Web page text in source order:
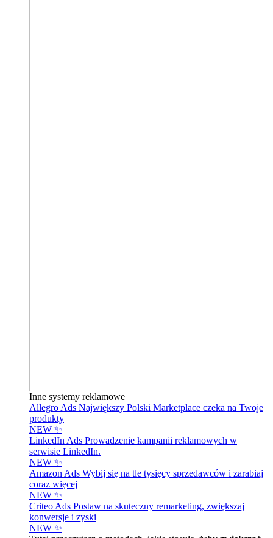
Inne systemy reklamowe
Allegro Ads Największy Polski Marketplace czeka na Twoje
produkty
NEW ✨
LinkedIn Ads Prowadzenie kampanii reklamowych w
serwisie LinkedIn.
NEW ✨
Amazon Ads Wybij się na tle tysięcy sprzedawców i zarabiaj
coraz więcej
NEW ✨
Criteo Ads Postaw na skuteczny remarketing, zwiększaj
konwersje i zyski
NEW ✨